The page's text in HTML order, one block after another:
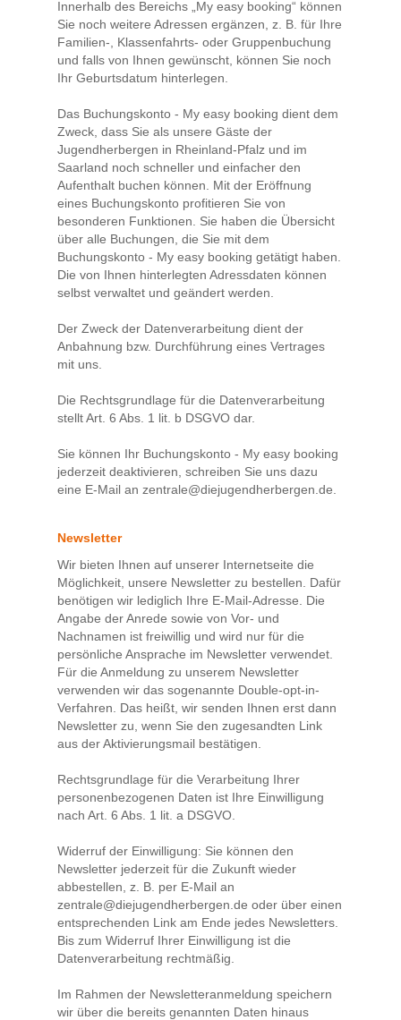
Innerhalb des Bereichs „My easy booking“ können
Sie noch weitere Adressen ergänzen, z. B. für Ihre
Familien-, Klassenfahrts- oder Gruppenbuchung
und falls von Ihnen gewünscht, können Sie noch
Ihr Geburtsdatum hinterlegen.
Das Buchungskonto - My easy booking dient dem
Zweck, dass Sie als unsere Gäste der
Jugendherbergen in Rheinland-Pfalz und im
Saarland noch schneller und einfacher den
Aufenthalt buchen können. Mit der Eröffnung
eines Buchungskonto profitieren Sie von
besonderen Funktionen. Sie haben die Übersicht
über alle Buchungen, die Sie mit dem
Buchungskonto - My easy booking getätigt haben.
Die von Ihnen hinterlegten Adressdaten können
selbst verwaltet und geändert werden.
Der Zweck der Datenverarbeitung dient der
Anbahnung bzw. Durchführung eines Vertrages
mit uns.
Die Rechtsgrundlage für die Datenverarbeitung
stellt Art. 6 Abs. 1 lit. b DSGVO dar.
Sie können Ihr Buchungskonto - My easy booking
jederzeit deaktivieren, schreiben Sie uns dazu
eine E-Mail an zentrale@diejugendherbergen.de.
Newsletter
Wir bieten Ihnen auf unserer Internetseite die
Möglichkeit, unsere Newsletter zu bestellen. Dafür
benötigen wir lediglich Ihre E-Mail-Adresse. Die
Angabe der Anrede sowie von Vor- und
Nachnamen ist freiwillig und wird nur für die
persönliche Ansprache im Newsletter verwendet.
Für die Anmeldung zu unserem Newsletter
verwenden wir das sogenannte Double-opt-in-
Verfahren. Das heißt, wir senden Ihnen erst dann
Newsletter zu, wenn Sie den zugesandten Link
aus der Aktivierungsmail bestätigen.
Rechtsgrundlage für die Verarbeitung Ihrer
personenbezogenen Daten ist Ihre Einwilligung
nach Art. 6 Abs. 1 lit. a DSGVO.
Widerruf der Einwilligung: Sie können den
Newsletter jederzeit für die Zukunft wieder
abbestellen, z. B. per E-Mail an
zentrale@diejugendherbergen.de oder über einen
entsprechenden Link am Ende jedes Newsletters.
Bis zum Widerruf Ihrer Einwilligung ist die
Datenverarbeitung rechtmäßig.
Im Rahmen der Newsletteranmeldung speichern
wir über die bereits genannten Daten hinaus